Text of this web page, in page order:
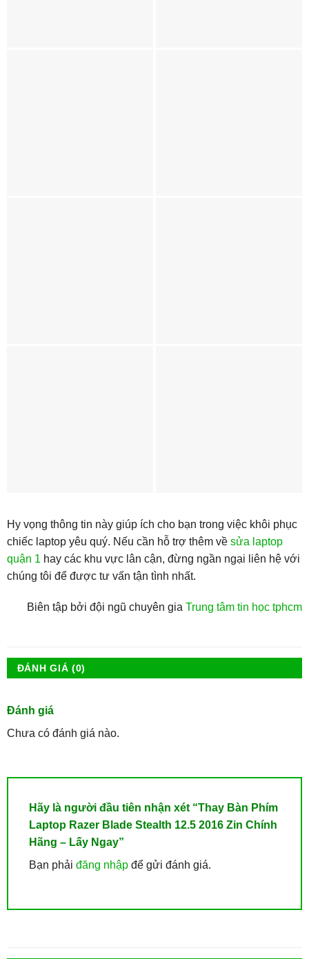
Hy vọng thông tin này giúp ích cho bạn trong việc khôi phục
chiếc laptop yêu quý. Nếu cần hỗ trợ thêm về sửa laptop
quận 1 hay các khu vực lân cận, đừng ngần ngại liên hệ với
chúng tôi để được tư vấn tận tình nhất.
Biên tập bởi đội ngũ chuyên giaTrung tâm tin học tphcm
ĐÁNH GIÁ (0)
Đánh giá
Chưa có đánh giá nào.
Hãy là người đầu tiên nhận xét “Thay Bàn Phím
Laptop Razer Blade Stealth 12.5 2016 Zin Chính
Hãng – Lấy Ngay”
Bạn phải đăng nhậpđể gửi đánh giá.